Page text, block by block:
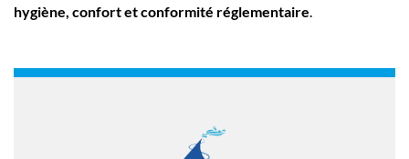
hygiène, confort et conformité réglementaire